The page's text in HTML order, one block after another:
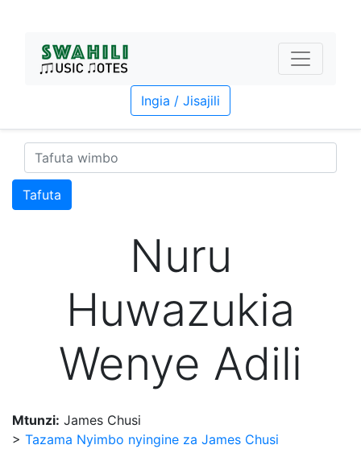
Ingia / Jisajili
Tafuta
Nuru
Huwazukia
Wenye Adili
Mtunzi: James Chusi
> Tazama Nyimbo nyingine za James Chusi